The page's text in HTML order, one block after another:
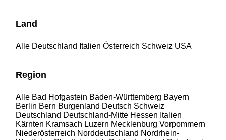
Land
Alle Deutschland Italien Österreich Schweiz USA
Region
Alle Bad Hofgastein Baden-Württemberg Bayern
Berlin Bern Burgenland Deutsch Schweiz
Deutschland Deutschland-Mitte Hessen Italien
Kärnten Kramsach Luzern Mecklenburg Vorpommern
Niederösterreich Norddeutschland Nordrhein-